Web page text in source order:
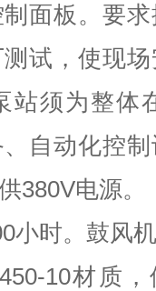
面板。要
试，使现
站须为整体
自动化控
380V电源。
小时。鼓风
10材质